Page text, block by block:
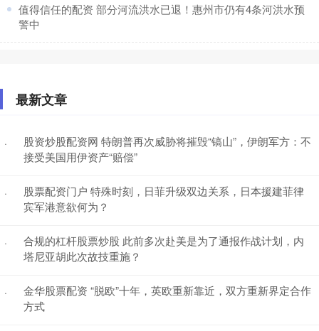
​值得信任的配资 部分河流洪水已退！惠州市仍有4条河洪水预
警中
最新文章
·
股资炒股配资网 特朗普再次威胁将摧毁“镐山”，伊朗军方：不
接受美国用伊资产“赔偿”
·
股票配资门户 特殊时刻，日菲升级双边关系，日本援建菲律
宾军港意欲何为？
·
合规的杠杆股票炒股 此前多次赴美是为了通报作战计划，内
塔尼亚胡此次故技重施？
·
金华股票配资 “脱欧”十年，英欧重新靠近，双方重新界定合作
方式